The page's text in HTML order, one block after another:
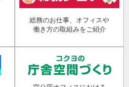
総務のお仕事、オフィスや
働き方の取組みをご紹介